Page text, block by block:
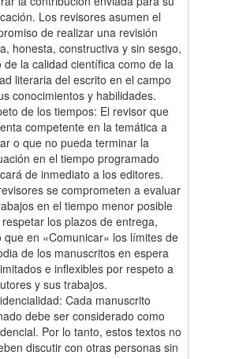
Los revisores asumen el
de realizar una revisión
honesta, constructiva y sin sesgo,
de la calidad científica como de la
literaria del escrito en el campo
conocimientos y habilidades.
de los tiempos: El revisor que
competente en la temática a
o que no pueda terminar la
en el tiempo programado
de inmediato a los editores.
se comprometen a evaluar
en el tiempo menor posible
los plazos de entrega,
que en «Comunicar» los límites de
de los manuscritos en espera
e inflexibles por respeto a
y sus trabajos.
Cada manuscrito
debe ser considerado como
Por lo tanto, estos textos no
discutir con otras personas sin